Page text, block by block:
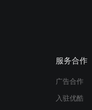
服务合作
广告合作
入驻优酷